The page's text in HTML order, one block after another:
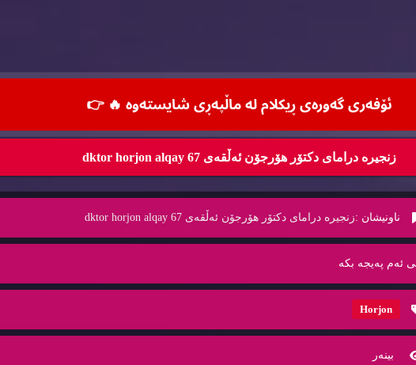
ئۆفه‌ری گه‌وره‌ی ڕیكلام له‌ ماڵپه‌ڕی شایسته‌وه‌ 🔥👉
زنجیره‌ درامای دكتۆر هۆرجۆن ئه‌ڵقه‌ی 67 dktor horjon alqay
ناونیشان :زنجیره‌ درامای دكتۆر هۆرجۆن ئه‌ڵقه‌ی 67 dktor horjon alqay
ئه‌م په‌یجه‌ بكه‌
Horjon
بینه‌ر